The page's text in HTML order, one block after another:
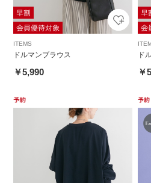
ITEMS
ドルマンブラウス
￥5,990
ド
￥